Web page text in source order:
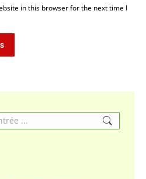
in this browser for the next time I